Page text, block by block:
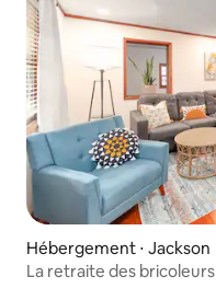
Hébergement ⋅ Jackson
La retraite des bricoleurs